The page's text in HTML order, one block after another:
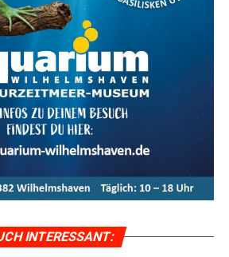
per­fek­te Wahl für alle, die uner­
mit stil­vol­lem Design und
ver­bin­den möch­ten. Ent­de­cken
mit dem KOGA Evia und
in vol­len Zügen.
Evia bie­tet ulti­ma­ti­ven Fahr­rad­
mit inno­va­ti­ver Tech­no­lo­gie und
Sie die Vor­tei­le und Model­
und erle­ben Sie moder­nen
INTER­ES­SANT: